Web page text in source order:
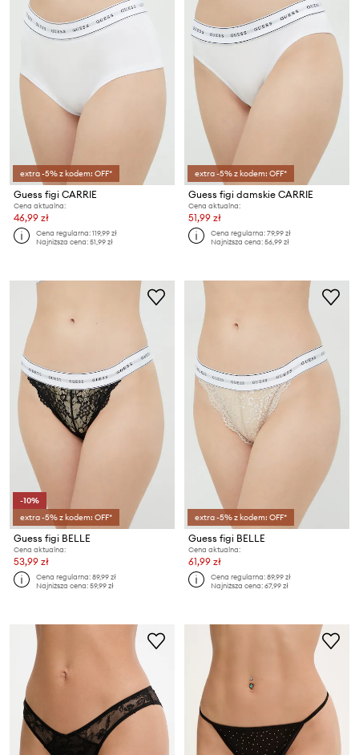
extra -5% z kodem: OFF*
Guess figi CARRIE
Cena aktualna:
46,99 zł
Cena regularna:119,99 zł
Najniższa cena:51,99 zł
extra -5% z kodem: OFF*
Guess figi damskie CARRIE
Cena aktualna:
51,99 zł
Cena regularna:79,99 zł
Najniższa cena:56,99 zł
-10%
extra -5% z kodem: OFF*
Guess figi BELLE
Cena aktualna:
53,99 zł
Cena regularna:89,99 zł
Najniższa cena:59,99 zł
extra -5% z kodem: OFF*
Guess figi BELLE
Cena aktualna:
61,99 zł
Cena regularna:89,99 zł
Najniższa cena:67,99 zł